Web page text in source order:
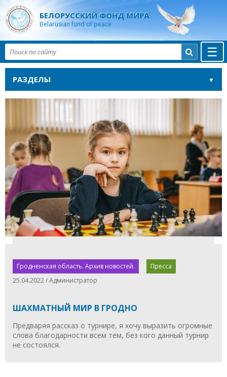
БЕЛОРУССКИЙ ФОНД МИРА
Belarusian fund of peace
☰

РАЗДЕЛЫ
Гродненская область. Архив новостей.
Пресса
25.04.2022 / Администратор
ШАХМАТНЫЙ МИР В ГРОДНО
Предваряя рассказ о турнире, я хочу выразить огромные
слова благодарности всем тем, без кого данный турнир
не состоялся.